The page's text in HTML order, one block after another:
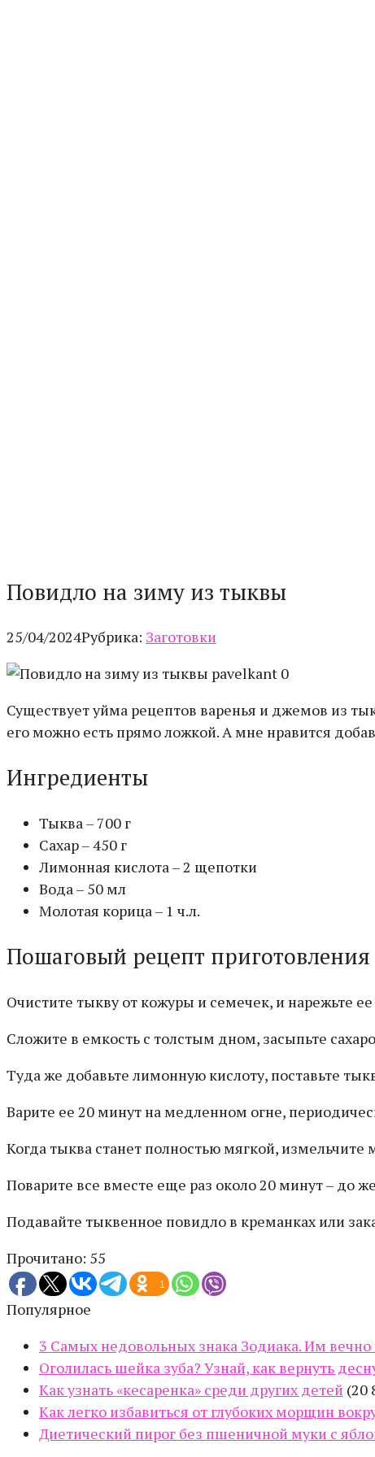
Повидло на зиму из тыквы
25/04/2024Рубрика: Заготовки
pavelkant 0
Существует уйма рецептов варенья и джемов из
его можно есть прямо ложкой. А мне нравится
Ингредиенты
Тыква – 700 г
Сахар – 450 г
Лимонная кислота – 2 щепотки
Вода – 50 мл
Молотая корица – 1 ч.л.
Пошаговый рецепт приготовления
Очистите тыкву от кожуры и семечек, и нарежьте
Сложите в емкость с толстым дном, засыпьте
Туда же добавьте лимонную кислоту, поставьте
Варите ее 20 минут на медленном огне,
Когда тыква станет полностью мягкой,
Поварите все вместе еще раз около 20 минут – до
Подавайте тыквенное повидло в креманках или
Прочитано: 55
1
Популярное
3 Самых недовольных знака Зодиака. Им вечно
Оголилась шейка зуба? Узнай, как вернуть
Как узнать «кесаренка» среди других детей (20
Как легко избавиться от глубоких морщин
Диетический пирог без пшеничной муки с